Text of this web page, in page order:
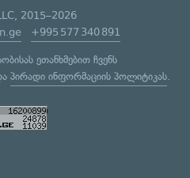
2015–2026
+995 577 340 891
ეთანხმებით ჩვენს
პირადი ინფორმაციის პოლიტიკას.